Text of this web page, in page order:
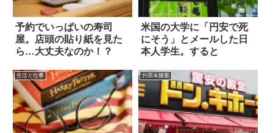
予約でいっぱいの寿司
屋。店頭の貼り紙を見た
ら…大丈夫なのか！？
米国の大学に「円安で死
にそう」とメールした日
本人学生。すると
生活と仕事 お店＆接客